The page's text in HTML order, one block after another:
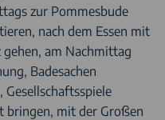
zur Pommesbude
nach dem Essen mit
am Nachmittag
Badesachen
Gesellschaftsspiele
bringen, mit der Großen